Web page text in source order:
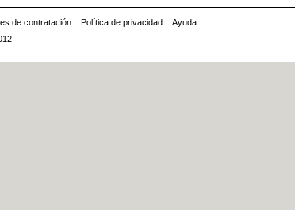
de contratación :: Política de privacidad :: Ayuda